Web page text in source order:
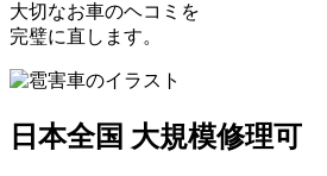
大切なお車のヘコミを
完璧に直します。
日本全国 大規模修理可